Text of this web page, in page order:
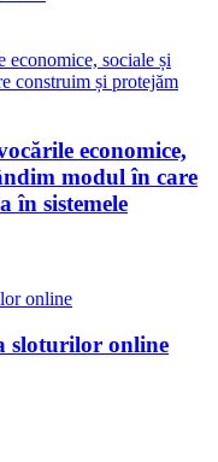
economice,
modul în care
în sistemele
sloturilor online